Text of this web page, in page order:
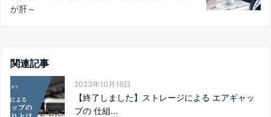
が肝～
関連記事
2023年10月16日
【終了しました】ストレージによる エアギャッ
プの 仕組...